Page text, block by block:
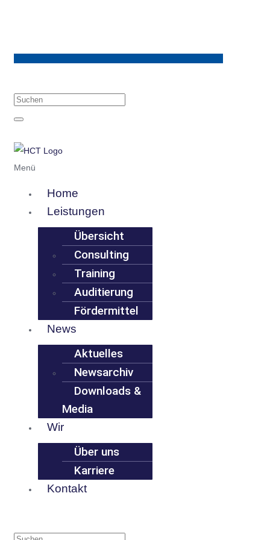
Menü
Home
Leistungen
Übersicht
Consulting
Training
Auditierung
Fördermittel
News
Aktuelles
Newsarchiv
Downloads &
Media
Wir
Über uns
Karriere
Kontakt